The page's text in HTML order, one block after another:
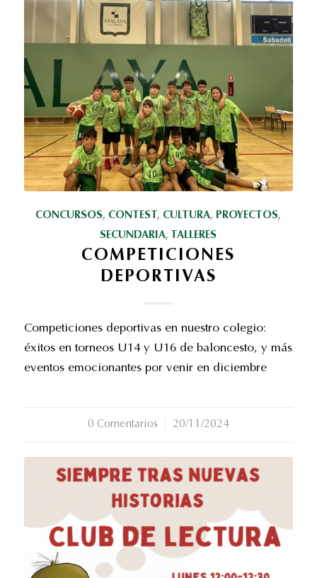
CONCURSOS, CONTEST, CULTURA, PROYECTOS,
SECUNDARIA, TALLERES
COMPETICIONES
DEPORTIVAS
Competiciones deportivas en nuestro colegio:
éxitos en torneos U14 y U16 de baloncesto, y más
eventos emocionantes por venir en diciembre
0 Comentarios
/ 20/11/2024